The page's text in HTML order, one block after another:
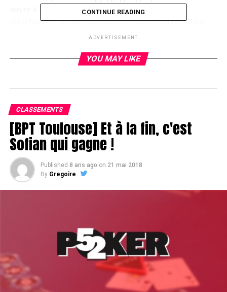
ouvre à 4000 sur la river [2x]. Antoine croit à un
arrachage et la paie. Mercedes retourne [tx] [4x] pour
une quinte et Antoine muck. 1-1 balle au centre.
DON'T MISS
Vikash Dhorasoo se fait craquer les As
CONTINUE READING
ADVERTISEMENT
YOU MAY LIKE
CLASSEMENTS
[BPT Toulouse] Et à la fin, c'est
Sofian qui gagne !
Published 8 ans ago on 21 mai 2018
By Gregoire